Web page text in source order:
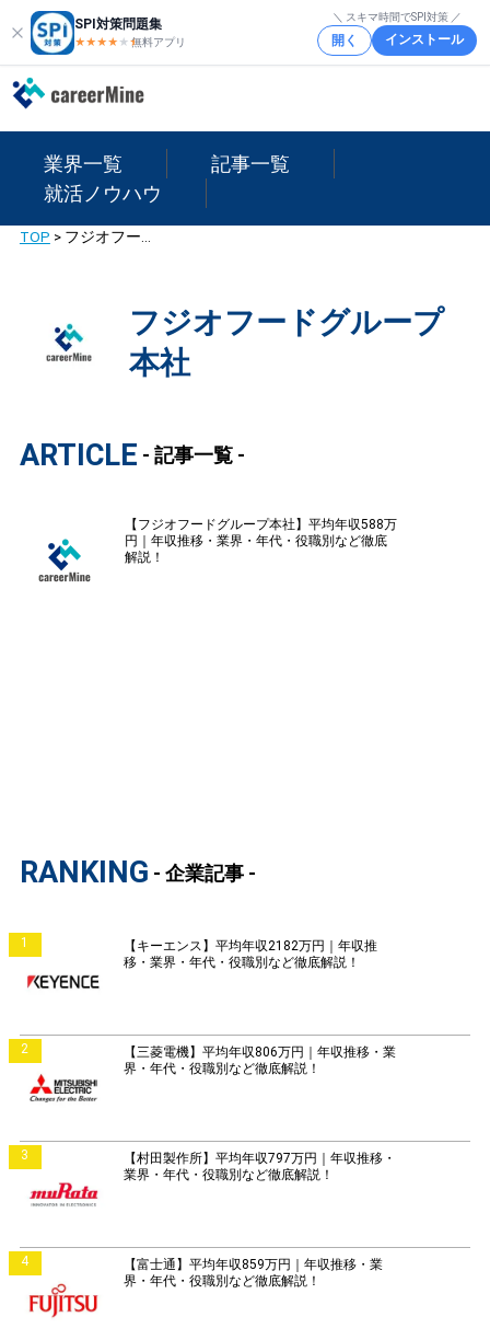
SPI対策問題集
★★★★ ★★
無料アプリ
＼ スキマ時間でSPI対策 ／
開く インストール
業界一覧
記事一覧
就活ノウハウ
TOP >
フジオフードグループ
本社
ARTICLE - 記事一覧 -
【フジオフードグループ本社】平均年収588万
円｜年収推移・業界・年代・役職別など徹底
解説！
RANKING - 企業記事 -
1
【キーエンス】平均年収2182万円｜年収推
移・業界・年代・役職別など徹底解説！
2
【三菱電機】平均年収806万円｜年収推移・業
界・年代・役職別など徹底解説！
3
【村田製作所】平均年収797万円｜年収推移・
業界・年代・役職別など徹底解説！
4
【富士通】平均年収859万円｜年収推移・業
界・年代・役職別など徹底解説！